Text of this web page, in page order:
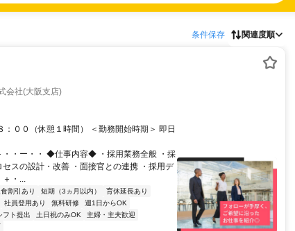
条件保存 関連度順
会社(大阪支店)
００（休憩１時間） ＜勤務開始時期＞ 即日
・・ー・・ ◆仕事内容◆ ・採用業務全般 ・採
スの設計・改善 ・面接官との連携 ・採用デ
＋・...
割引あり 短期（3ヵ月以内）
育休延長あり
社員登用あり 無料研修
週1日からOK
フト提出 土日祝のみOK
主婦・主夫歓迎